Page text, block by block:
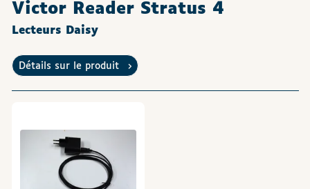
Victor Reader Stratus 4
Lecteurs Daisy
Détails sur le produit